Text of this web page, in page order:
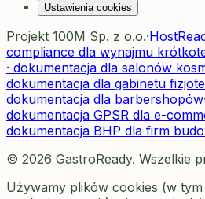
Ustawienia cookies
Projekt 100M Sp. z o.o.·
compliance dla wynajmu
· dokumentacja dla salonów
dokumentacja dla gabinetu
dokumentacja dla barbershopów·
dokumentacja GPSR dla e-
dokumentacja BHP dla firm
© 2026 GastroReady. Wszelkie
Używamy plików cookies (w